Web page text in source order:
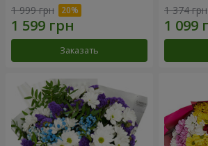
1 999 грн
Заказать
1 374 грн